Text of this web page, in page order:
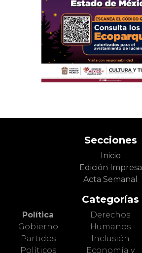
Secciones
Inicio
Edición Impresa
Acta Semanal
Categorías
Política
Gobierno
Partidos
Políticos
Derechos
Humanos
Inclusión
Economía y